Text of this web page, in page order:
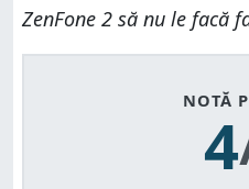
ZenFone 2 să nu le facă
NOTĂ
4